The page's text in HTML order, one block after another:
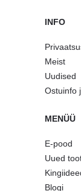
INFO
Meist
Uudised
Ostuinfo
MENÜÜ
E-pood
Uued
Blogi